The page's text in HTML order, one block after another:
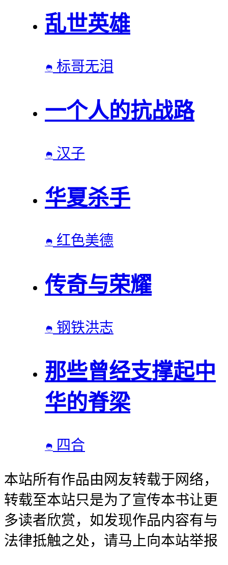
乱世英雄
 标哥无泪
一个人的抗战路
 汉子
华夏杀手
 红色美德
传奇与荣耀
 钢铁洪志
那些曾经支撑起中
华的脊梁
 四合
本站所有作品由网友转载于网络，
转载至本站只是为了宣传本书让更
多读者欣赏，如发现作品内容有与
法律抵触之处，请马上向本站举报